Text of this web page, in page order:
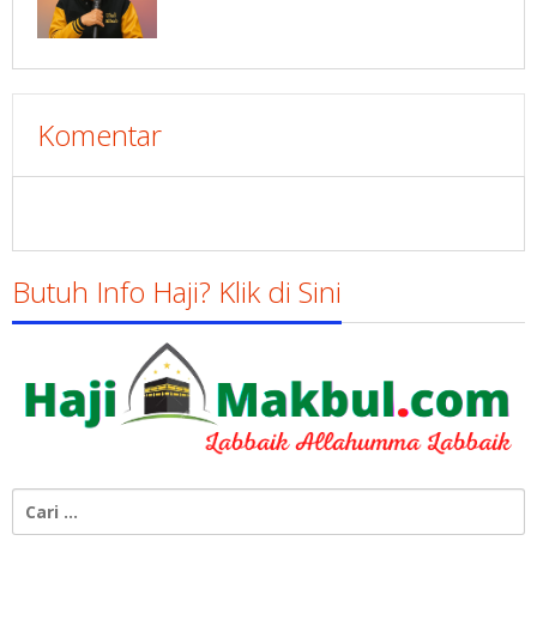
Komentar
Butuh Info Haji? Klik di Sini
untuk: